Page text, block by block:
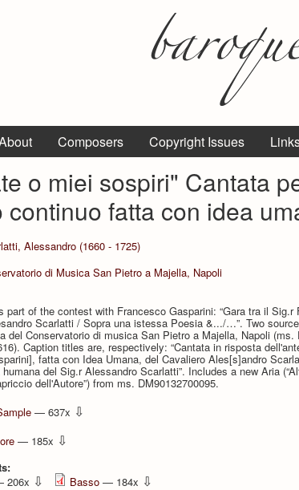
Composers Copyright Issues
o miei sospiri" Cantata
continuo fatta con idea
Alessandro (1660 - 1725)
di Musica San Pietro a Majella, Napoli
part of the contest with Francesco Gasparini: “Gara tra il
Scarlatti / Sopra una istessa Poesia &.../…”. Two
del Conservatorio di musica San Pietro a Majella, Napoli (ms.
Caption titles are, respectively: “Cantata in risposta
fatta con Idea Umana, del Cavaliero Ales[s]andro
del Sig.r Alessandro Scarlatti”. Includes a new Aria
dell'Autore”) from ms. DM90132700095.
— 637x ⇩
— 185x ⇩
206x ⇩ Basso — 184x ⇩